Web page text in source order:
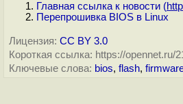
Главная ссылка к новости (
Перепрошивка BIOS в Linux
Лицензия: CC BY 3.0
Короткая ссылка: https://opennet.ru/
Ключевые слова: bios, flash,